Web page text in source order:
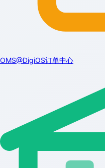
OMS@DigiOS订单中心